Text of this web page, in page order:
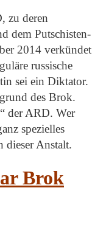
zu deren
dem Putschisten-
2014 verkündet
russische
sei ein Diktator.
des Brok.
der ARD. Wer
spezielles
dieser Anstalt.
Brok